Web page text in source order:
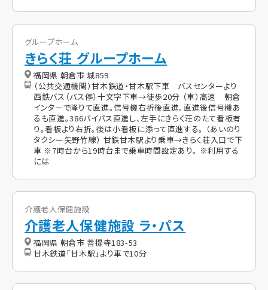
グループホーム
きらく荘 グループホーム
福岡県 朝倉市 城859
（公共交通機関）甘木鉄道・甘木駅下車 バスセンターより
西鉄バス（バス停）十文字下車→徒歩20分 （車）高速 朝倉
インターで降りて直進。信号機右折後直進。直進後信号機あ
るも直進。386バイパス直進し、左手にきらく荘のたて看板有
り。看板より右折。後は小看板に添って直進する。 （あいのり
タクシー矢野竹線） 甘鉄甘木駅より乗車→きらく荘入口で下
車 ※7時台から19時台まで乗車時間設定あり。 ※利用する
には
介護老人保健施設
介護老人保健施設 ラ・パス
福岡県 朝倉市 菩提寺183-53
甘木鉄道「甘木駅」より車で10分